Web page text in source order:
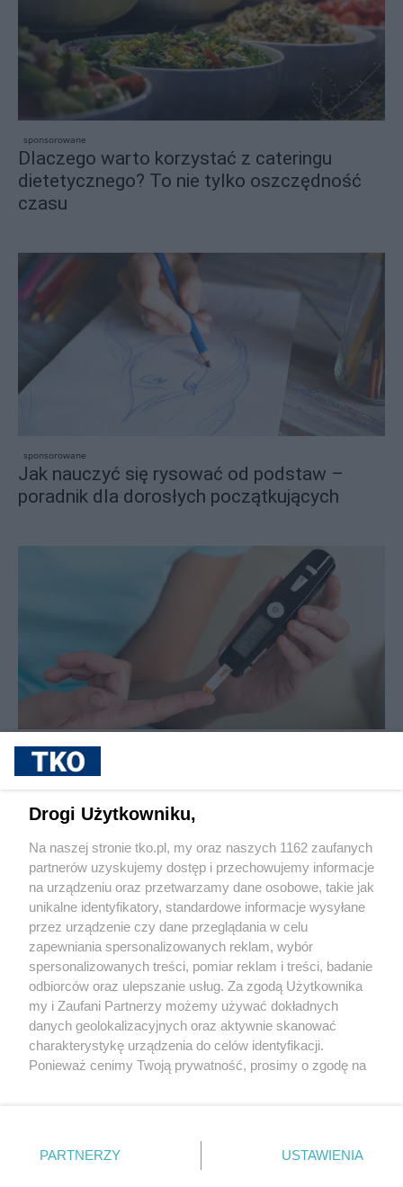
sponsorowane
Dlaczego warto korzystać z cateringu
dietetycznego? To nie tylko oszczędność
czasu
sponsorowane
Jak nauczyć się rysować od podstaw –
poradnik dla dorosłych początkujących
sponsorowane
Cukrzyca – cicha epidemia, która
możliwości leczenia i rosnąca rola
Pokaż więcej
Reklama Tematy Archiwum artykułów
Drogi Użytkowniku,
Na naszej stronie tko.pl, my oraz naszych 1162 zaufanych
partnerów uzyskujemy dostęp i przechowujemy informacje
na urządzeniu oraz przetwarzamy dane osobowe, takie jak
unikalne identyfikatory, standardowe informacje wysyłane
przez urządzenie czy dane przeglądania w celu
zapewniania spersonalizowanych reklam, wybór
spersonalizowanych treści, pomiar reklam i treści, badanie
odbiorców oraz ulepszanie usług. Za zgodą Użytkownika
my i Zaufani Partnerzy możemy używać dokładnych
danych geolokalizacyjnych oraz aktywnie skanować
charakterystykę urządzenia do celów identyfikacji.
Ponieważ cenimy Twoją prywatność, prosimy o zgodę na
znajdujący się w lewym dolnym rogu strony
. Niektóre
rodzaje przetwarzania danych nie wymagają zgody
PARTNERZY USTAWIENIA